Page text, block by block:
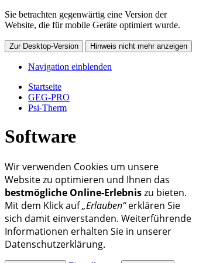
Sie betrachten gegenwärtig eine Version der
Website, die für mobile Geräte optimiert wurde.
Zur Desktop-Version Hinweis nicht mehr anzeigen
Navigation einblenden
Startseite
GEG-PRO
Psi-Therm
Software
Wir verwenden Cookies um unsere
Website zu optimieren und Ihnen das
bestmögliche Online-Erlebniszu bieten.
Mit dem Klick auf„Erlauben“erklären Sie
sich damit einverstanden. Weiterführende
Informationen erhalten Sie in unserer
Datenschutzerklärung.